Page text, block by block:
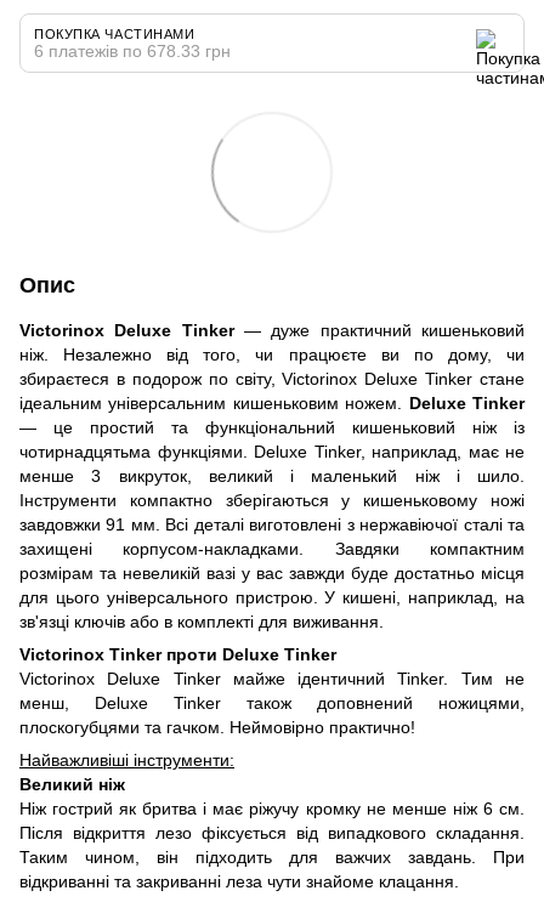
ПОКУПКА ЧАСТИНАМИ
6 платежів по 678.33 грн
Опис
Victorinox Deluxe Tinker— дуже практичний кишеньковий
ніж. Незалежно від того, чи працюєте ви по дому, чи
збираєтеся в подорож по світу, Victorinox Deluxe Tinker стане
ідеальним універсальним кишеньковим ножем. Deluxe Tinker
— це простий та функціональний кишеньковий ніж із
чотирнадцятьма функціями. Deluxe Tinker, наприклад, має не
менше 3 викруток, великий і маленький ніж і шило.
Інструменти компактно зберігаються у кишеньковому ножі
завдовжки 91 мм. Всі деталі виготовлені з нержавіючої сталі та
захищені корпусом-накладками. Завдяки компактним
розмірам та невеликій вазі у вас завжди буде достатньо місця
для цього універсального пристрою. У кишені, наприклад, на
зв'язці ключів або в комплекті для виживання.
Victorinox Tinker проти Deluxe Tinker
Victorinox Deluxe Tinker майже ідентичний Tinker. Тим не
менш, Deluxe Tinker також доповнений ножицями,
плоскогубцями та гачком. Неймовірно практично!
Найважливіші інструменти:
Великий ніж
Ніж гострий як бритва і має ріжучу кромку не менше ніж 6 см.
Після відкриття лезо фіксується від випадкового складання.
Таким чином, він підходить для важчих завдань. При
відкриванні та закриванні леза чути знайоме клацання.